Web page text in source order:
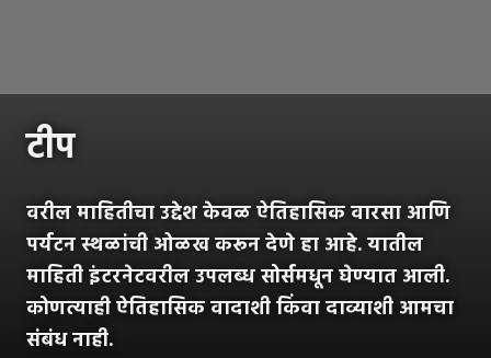
टीप
वरील माहितीचा उद्देश केवळ ऐतिहासिक वारसा आणि
पर्यटन स्थळांची ओळख करून देणे हा आहे. यातील
माहिती इंटरनेटवरील उपलब्ध सोर्समधून घेण्यात आली.
कोणत्याही ऐतिहासिक वादाशी किंवा दाव्याशी आमचा
संबंध नाही.